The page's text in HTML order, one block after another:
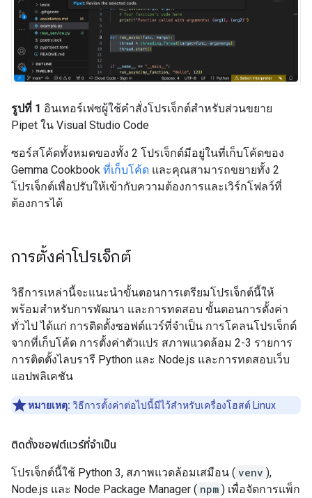
รูปที่ 1 อินเทอร์เฟซผู้ใช้คำสั่งโปรเจ็กต์สำหรับส่วนขยาย
Pipet ใน Visual Studio Code
ซอร์สโค้ดทั้งหมดของทั้ง 2 โปรเจ็กต์มีอยู่ในที่เก็บโค้ดของ
Gemma Cookbook ที่เก็บโค้ด และคุณสามารถขยายทั้ง 2
โปรเจ็กต์เพื่อปรับให้เข้ากับความต้องการและเวิร์กโฟลว์ที่
ต้องการได้
การตั้งค่าโปรเจ็กต์
วิธีการเหล่านี้จะแนะนำขั้นตอนการเตรียมโปรเจ็กต์นี้ให้
พร้อมสำหรับการพัฒนา และการทดสอบ ขั้นตอนการตั้งค่า
ทั่วไป ได้แก่ การติดตั้งซอฟต์แวร์ที่จำเป็น การโคลนโปรเจ็กต์
จากที่เก็บโค้ด การตั้งค่าตัวแปร สภาพแวดล้อม 2-3 รายการ
การติดตั้งไลบรารี Python และ Node.js และการทดสอบเว็บ
แอปพลิเคชัน
หมายเหตุ: วิธีการตั้งค่าต่อไปนี้มีไว้สำหรับเครื่องโฮสต์ Linux
ติดตั้งซอฟต์แวร์ที่จำเป็น
โปรเจ็กต์นี้ใช้ Python 3, สภาพแวดล้อมเสมือน ( venv ),
Node.js และ Node Package Manager ( npm ) เพื่อจัดการแพ็ก